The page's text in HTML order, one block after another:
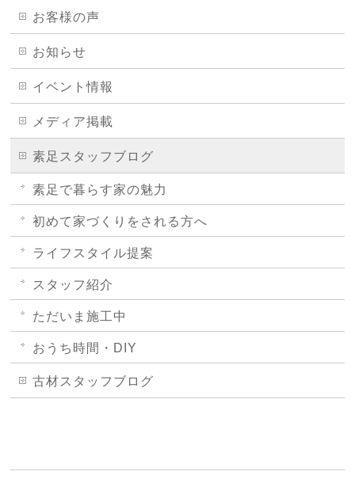
お客様の声
お知らせ
イベント情報
メディア掲載
素足スタッフブログ
素足で暮らす家の魅力
初めて家づくりをされる方へ
ライフスタイル提案
スタッフ紹介
ただいま施工中
おうち時間・DIY
古材スタッフブログ